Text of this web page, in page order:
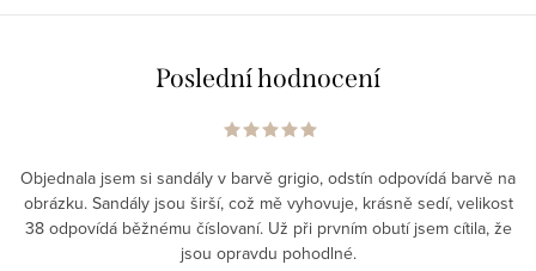
Poslední hodnocení
Objednala jsem si sandály v barvě grigio, odstín odpovídá barvě na
obrázku. Sandály jsou širší, což mě vyhovuje, krásně sedí, velikost
38 odpovídá běžnému číslovaní. Už při prvním obutí jsem cítila, že
jsou opravdu pohodlné.